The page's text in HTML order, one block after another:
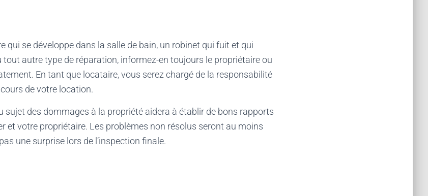
qui se développe dans la salle de bain, un robinet qui fuit et qui
tout autre type de réparation, informez-en toujours le propriétaire ou
En tant que locataire, vous serez chargé de la responsabilité
de votre location.
sujet des dommages à la propriété aidera à établir de bons rapports
et votre propriétaire. Les problèmes non résolus seront au moins
une surprise lors de l’inspection finale.